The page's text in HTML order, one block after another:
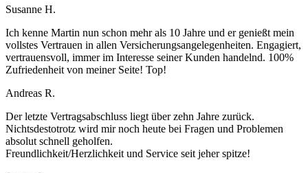
Susanne H.
Ich kenne Martin nun schon mehr als 10 Jahre und er genießt mein
vollstes Vertrauen in allen Versicherungsangelegenheiten. Engagiert,
vertrauensvoll, immer im Interesse seiner Kunden handelnd. 100%
Zufriedenheit von meiner Seite! Top!
Andreas R.
Der letzte Vertragsabschluss liegt über zehn Jahre zurück.
Nichtsdestotrotz wird mir noch heute bei Fragen und Problemen
absolut schnell geholfen.
Freundlichkeit/Herzlichkeit und Service seit jeher spitze!